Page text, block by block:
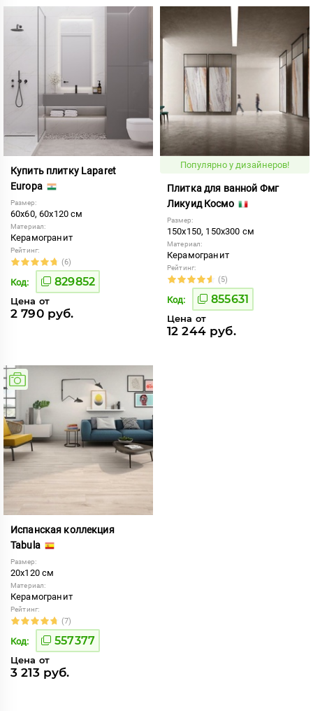
Купить плитку Laparet
Europa
Размер:
60x60, 60x120 см
Материал:
Керамогранит
Рейтинг:
(6)
Код: 829852
Цена от
2 790 руб.
Популярно у дизайнеров!
Плитка для ванной Фмг
Ликуид Космо
Размер:
150x150, 150x300 см
Материал:
Керамогранит
Рейтинг:
(5)
Код: 855631
Цена от
12 244 руб.
Испанская коллекция
Tabula
Размер:
20x120 см
Материал:
Керамогранит
Рейтинг:
(7)
Код: 557377
Цена от
3 213 руб.